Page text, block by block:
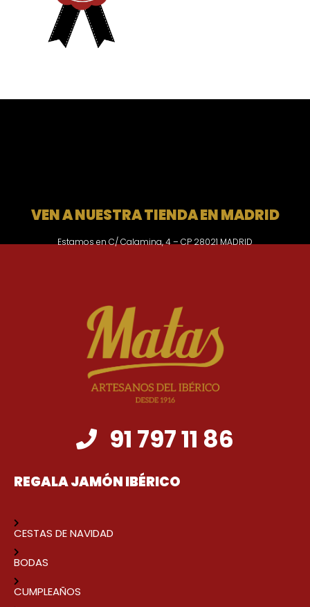
VEN A NUESTRA TIENDA EN MADRID
Estamos en C/ Calamina, 4 – CP 28021 MADRID
91 797 11 86
REGALA JAMÓN IBÉRICO
CESTAS DE NAVIDAD
BODAS
CUMPLEAÑOS